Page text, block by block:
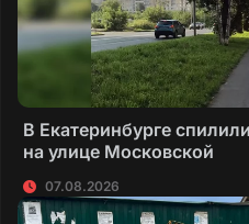
В Екатеринбурге
на улице Московской
07.08.2026